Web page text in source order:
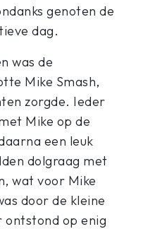
genoten de
dag.
was de
Mike Smash,
zorgde. Ieder
Mike op de
een leuk
dolgraag met
wat voor Mike
door de kleine
ontstond op enig